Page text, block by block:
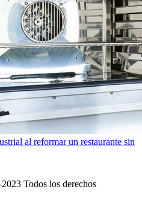
al reformar un restaurante sin
Todos los derechos